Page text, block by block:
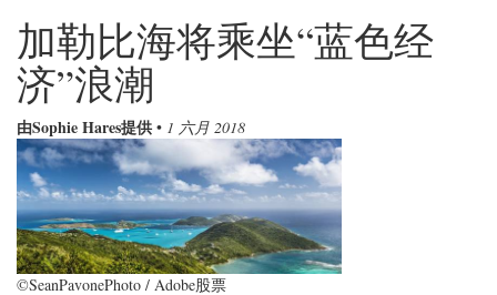
加勒比海将乘坐“蓝色经
济”浪潮
由Sophie Hares提供 • 1 六月 2018
©SeanPavonePhoto / Adob​​e股票